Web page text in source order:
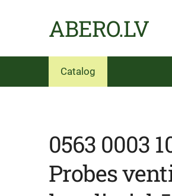
ABERO.LV
Catalog
0563 0003
Probes